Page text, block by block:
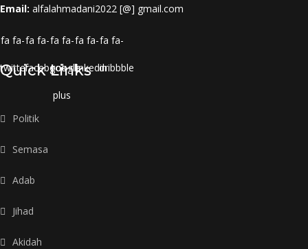
Email: alfalahmadani2022 [@] gmail.com
fa fa-
twitter
fa fa-
facebook
fa fa-
google-
plus
fa fa-
linkedin
fa fa-
dribbble
Quick Links
Politik
Semasa
Adab
Jihad
Akidah